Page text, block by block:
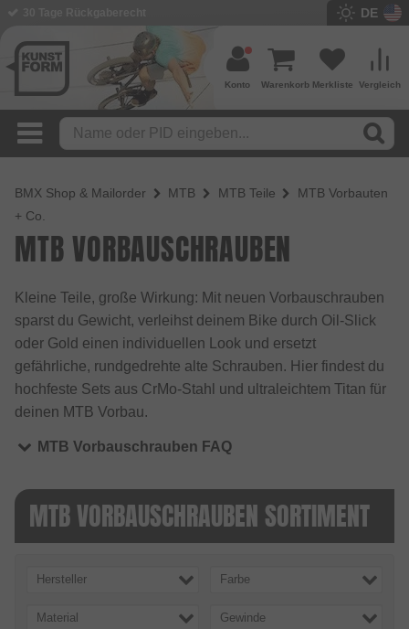
DE
Vergleich
Merkliste
Warenkorb
Konto
BMX Shop & Mailorder MTB MTB Teile
MTB Vorbauten
+ Co.
MTB VORBAUSCHRAUBEN
Kleine Teile, große Wirkung: Mit neuen Vorbauschrauben
sparst du Gewicht, verleihst deinem Bike durch Oil-Slick
oder Gold einen individuellen Look und ersetzt
gefährliche, rundgedrehte alte Schrauben. Hier findest du
hochfeste Sets aus CrMo-Stahl und ultraleichtem Titan für
deinen MTB Vorbau.
MTB Vorbauschrauben FAQ
MTB VORBAUSCHRAUBEN SORTIMENT
Hersteller Farbe
Material Gewinde